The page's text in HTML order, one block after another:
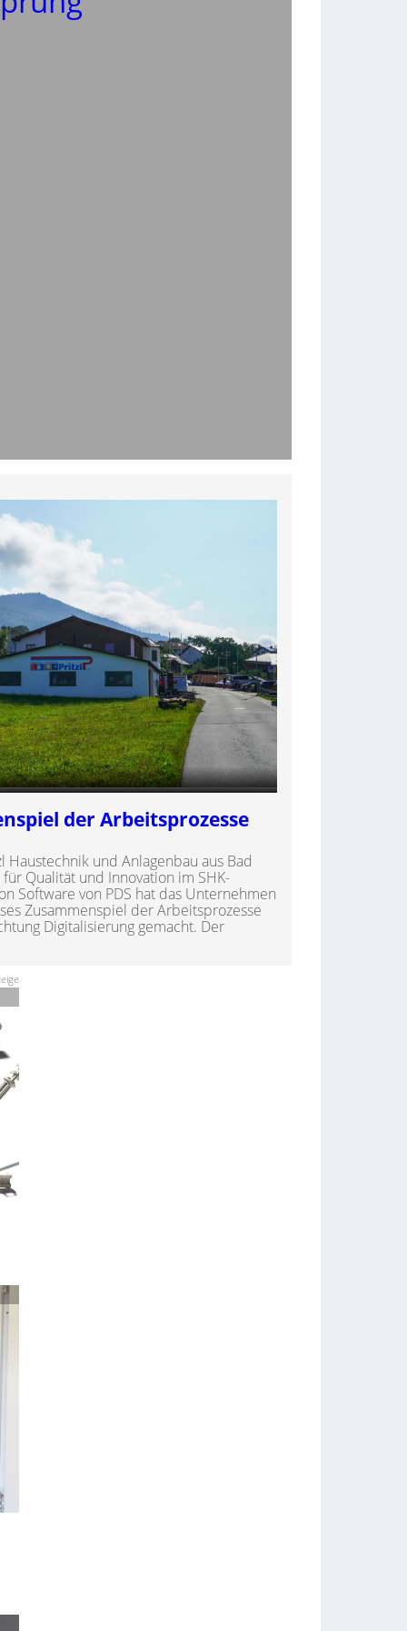
der Arbeitsprozesse
Haustechnik und Anlagenbau aus Bad
Qualität und Innovation im SHK-
Software von PDS hat das Unternehmen
Zusammenspiel der Arbeitsprozesse
Digitalisierung gemacht. Der